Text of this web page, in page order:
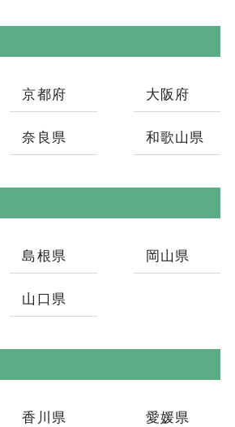
京都府 大阪府
奈良県 和歌山県
島根県 岡山県
山口県
香川県 愛媛県